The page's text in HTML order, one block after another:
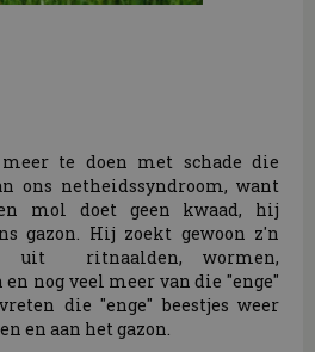
te doen met schade die
ons netheidssyndroom, want
mol doet geen kwaad, hij
gazon. Hij zoekt gewoon z'n
uit ritnaalden, wormen,
nog veel meer van die "enge"
die "enge" beestjes weer
en aan het gazon.